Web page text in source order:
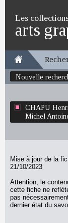
Les
arts
Nouvelle
CHAPU Henri
Michel
Mise à jour de la
21/10/2023
Attention, le
cette fiche ne
pas
dernier état du